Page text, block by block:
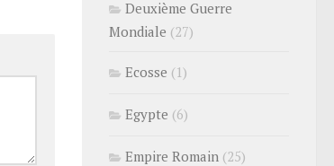
Deuxième Guerre
Mondiale (27)
Ecosse (1)
Egypte (6)
Empire Romain (25)